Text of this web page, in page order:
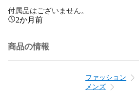
付属品はございません。
2か月前
商品の情報
ファッション
メンズ